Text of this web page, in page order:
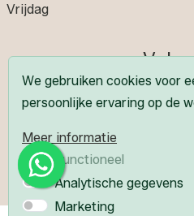
Vrijdag
Volg
We gebruiken cookies voor
persoonlijke ervaring op de
Meer informatie
Functioneel
Analytische gegevens
Marketing